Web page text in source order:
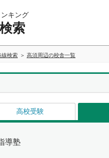
キング
索
線検索 高須周辺の校舎一覧
高校受験
導塾